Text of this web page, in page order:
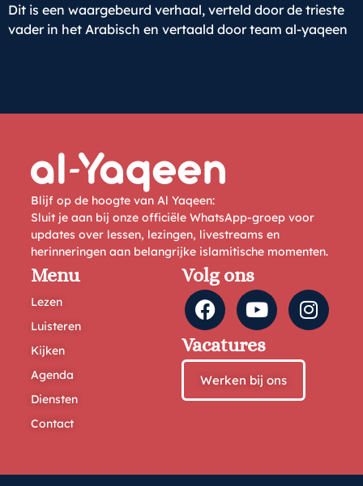
Dit is een waargebeurd verhaal, verteld door de trieste
vader in het Arabisch en vertaald door team al-yaqeen
Blijf op de hoogte van Al Yaqeen:
Sluit je aan bij onze officiële WhatsApp-groep voor
updates over lessen, lezingen, livestreams en
herinneringen aan belangrijke islamitische momenten.
Menu
Lezen
Luisteren
Kijken
Agenda
Diensten
Contact
Volg ons
Vacatures
Werken bij ons